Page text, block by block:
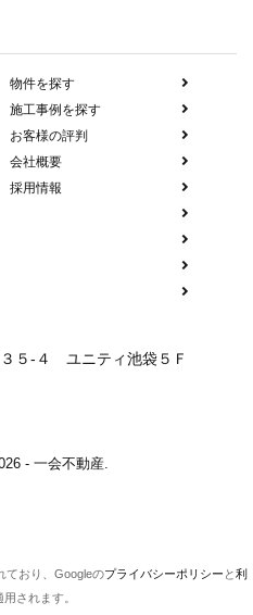
物件を探す
施工事例を探す
お客様の評判
会社概要
採用情報
５-４ ユニティ池袋５Ｆ
- 一会不動産.
ており、Googleのプライバシーポリシー と利
用されます。